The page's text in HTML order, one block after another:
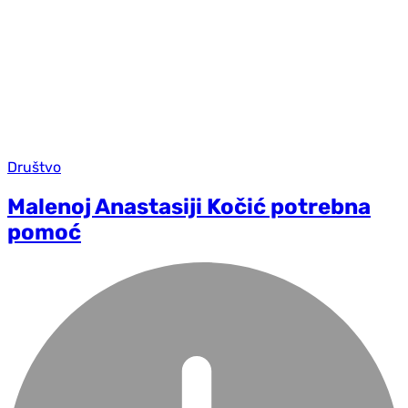
Društvo
Malenoj Anastasiji Kočić potrebna
pomoć